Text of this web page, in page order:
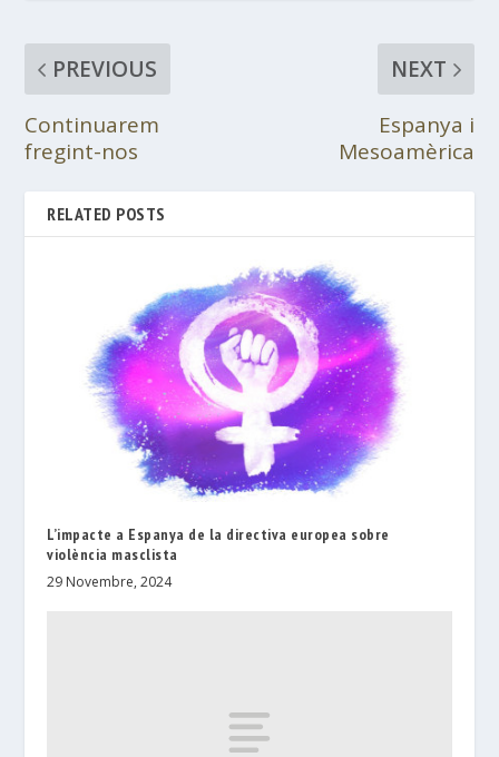
PREVIOUS
Continuarem
fregint-nos
NEXT
Espanya i
Mesoamèrica
RELATED POSTS
L’impacte a Espanya de la directiva europea sobre
violència masclista
29 Novembre, 2024